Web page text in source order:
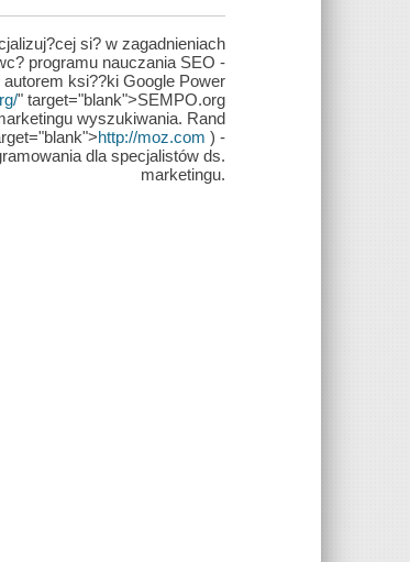
si? w zagadnieniach
programu nauczania SEO -
ksi??ki Google Power
" target="blank">SEMPO.org
wyszukiwania. Rand
http://moz.com ) -
dla specjalistów ds.
marketingu.